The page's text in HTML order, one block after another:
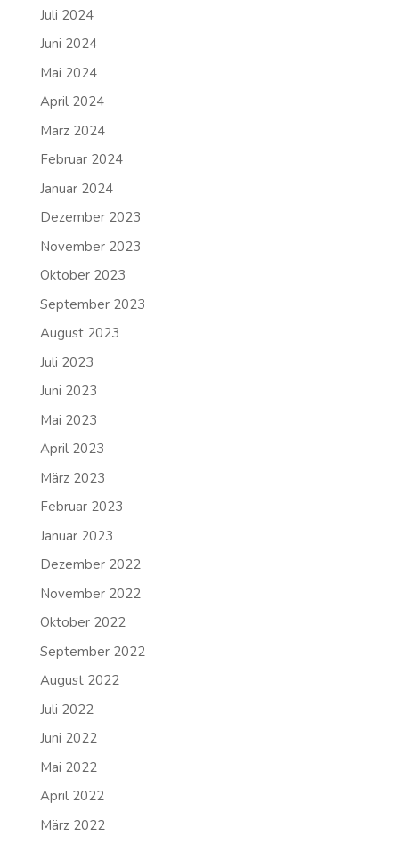
Juli 2024
Juni 2024
Mai 2024
April 2024
März 2024
Februar 2024
Januar 2024
Dezember 2023
November 2023
Oktober 2023
September 2023
August 2023
Juli 2023
Juni 2023
Mai 2023
April 2023
März 2023
Februar 2023
Januar 2023
Dezember 2022
November 2022
Oktober 2022
September 2022
August 2022
Juli 2022
Juni 2022
Mai 2022
April 2022
März 2022